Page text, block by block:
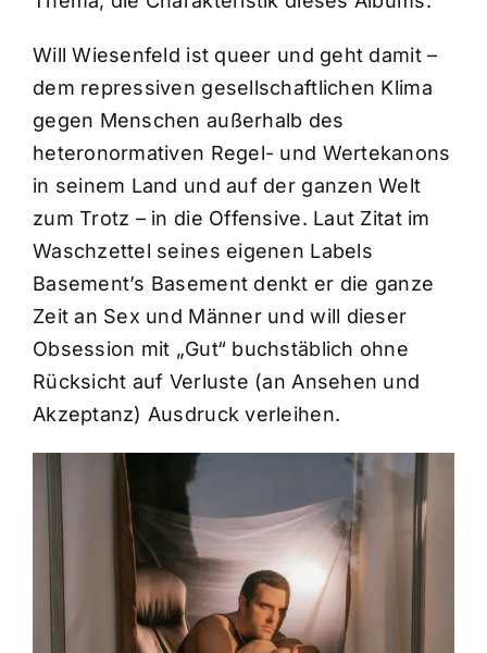
Will Wiesenfeld ist queer und geht damit –
dem repressiven gesellschaftlichen Klima
gegen Menschen außerhalb des
heteronormativen Regel- und Wertekanons
in seinem Land und auf der ganzen Welt
zum Trotz – in die Offensive. Laut Zitat im
Waschzettel seines eigenen Labels
Basement’s Basement denkt er die ganze
Zeit an Sex und Männer und will dieser
Obsession mit „Gut“ buchstäblich ohne
Rücksicht auf Verluste (an Ansehen und
Akzeptanz) Ausdruck verleihen.